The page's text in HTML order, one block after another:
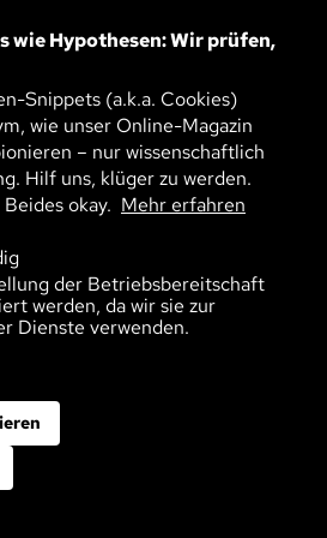
welche Rolle soziale
POLITISCHE
– ODER?
April 2025
Polarisierung, Fake News
untergraben das Vertrauen
wie Hypothesen: Wir prüfen,
Snippets (a.k.a. Cookies)
wie unser Online-Magazin
– nur wissenschaftlich
Hilf uns, klüger zu werden.
okay. Mehr erfahren
der Betriebsbereitschaft
werden, da wir sie zur
Dienste verwenden.